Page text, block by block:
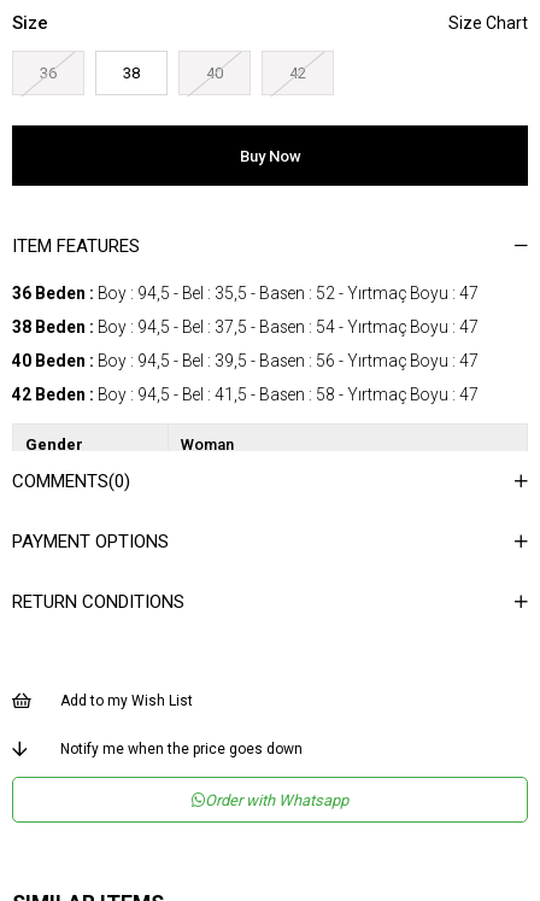
Size
36 38 40 42
ITEM FEATURES
36 Beden : Boy : 94,5 - Bel : 35,5 - Basen : 52 - Yırtmaç Boyu : 47
38 Beden : Boy : 94,5 - Bel : 37,5 - Basen : 54 - Yırtmaç Boyu : 47
40 Beden : Boy : 94,5 - Bel : 39,5 - Basen : 56 - Yırtmaç Boyu : 47
42 Beden : Boy : 94,5 - Bel : 41,5 - Basen : 58 - Yırtmaç Boyu : 47
Gender Woman
Category
Dokuma Tipi Düz Dokuma
Midi
Dar
COMMENTS(0)
PAYMENT OPTIONS
RETURN CONDITIONS
Add to my Wish List
Notify me when the price goes down
Order with Whatsapp